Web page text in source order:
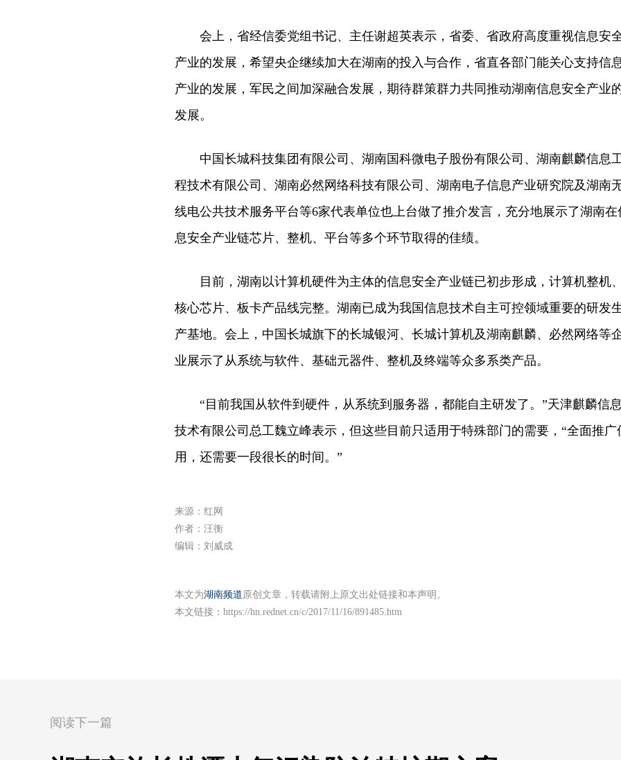
会上，省经信委党组书记、主任谢超英表示，省委、省政府高度重视信息安
产业的发展，希望央企继续加大在湖南的投入与合作，省直各部门能关心支持信
产业的发展，军民之间加深融合发展，期待群策群力共同推动湖南信息安全产业
发展。
中国长城科技集团有限公司、湖南国科微电子股份有限公司、湖南麒麟信息
程技术有限公司、湖南必然网络科技有限公司、湖南电子信息产业研究院及湖南
线电公共技术服务平台等6家代表单位也上台做了推介发言，充分地展示了湖南在
息安全产业链芯片、整机、平台等多个环节取得的佳绩。
目前，湖南以计算机硬件为主体的信息安全产业链已初步形成，计算机整机、
核心芯片、板卡产品线完整。湖南已成为我国信息技术自主可控领域重要的研发
产基地。会上，中国长城旗下的长城银河、长城计算机及湖南麒麟、必然网络等
业展示了从系统与软件、基础元器件、整机及终端等众多系类产品。
“目前我国从软件到硬件，从系统到服务器，都能自主研发了。”天津麒麟信息
技术有限公司总工魏立峰表示，但这些目前只适用于特殊部门的需要，“全面推广
用，还需要一段很长的时间。”
来源：红网
作者：汪衡
编辑：刘威成
本文为湖南频道原创文章，转载请附上原文出处链接和本声明。
本文链接： https://hn.rednet.cn/c/2017/11/16/891485.htm
阅读下一篇